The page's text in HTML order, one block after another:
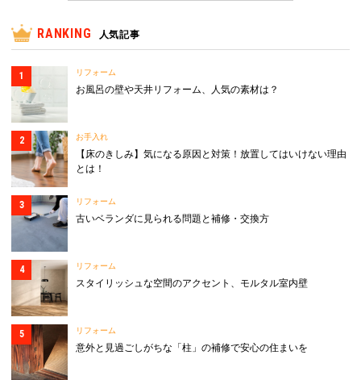
RANKING 人気記事
リフォーム
お風呂の壁や天井リフォーム、人気の素材は？
お手入れ
【床のきしみ】気になる原因と対策！放置してはいけない理由
とは！
リフォーム
古いベランダに見られる問題と補修・交換方
リフォーム
スタイリッシュな空間のアクセント、モルタル室内壁
リフォーム
意外と見過ごしがちな「柱」の補修で安心の住まいを